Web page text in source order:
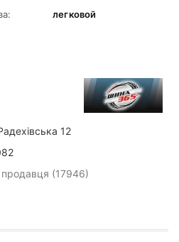
легковой
12
продавця (17946)